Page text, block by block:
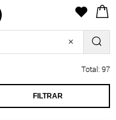
Total: 97
FILTRAR